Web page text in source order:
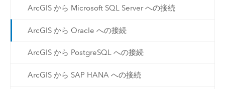
ArcGIS から Microsoft SQL Server への接続
ArcGIS から Oracle への接続
ArcGIS から PostgreSQL への接続
ArcGIS から SAP HANA への接続